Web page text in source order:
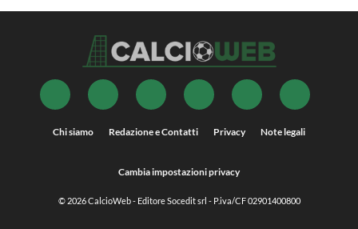
Chi siamo Redazione e Contatti Privacy Note legali
Cambia impostazioni privacy
© 2026CalcioWeb- Editore Socedit srl - P.iva/CF 02901400800